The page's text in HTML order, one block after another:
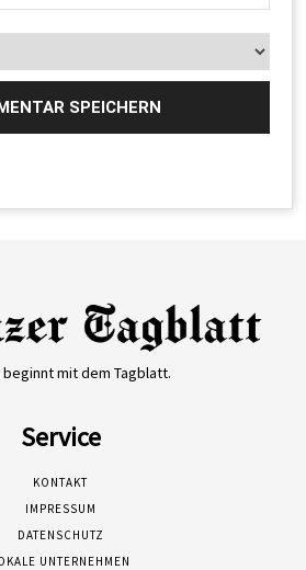
beginnt mit dem Tagblatt.
Service
KONTAKT
IMPRESSUM
DATENSCHUTZ
UNTERNEHMEN